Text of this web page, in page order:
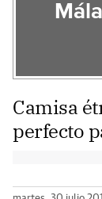
Camisa
perfecto